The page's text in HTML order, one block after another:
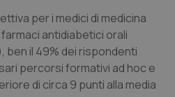
per i medici di medicina
antidiabetici orali
ben il 49% dei rispondenti
percorsi formativi ad hoc e
di circa 9 punti alla media
www.quotidianosanita.it